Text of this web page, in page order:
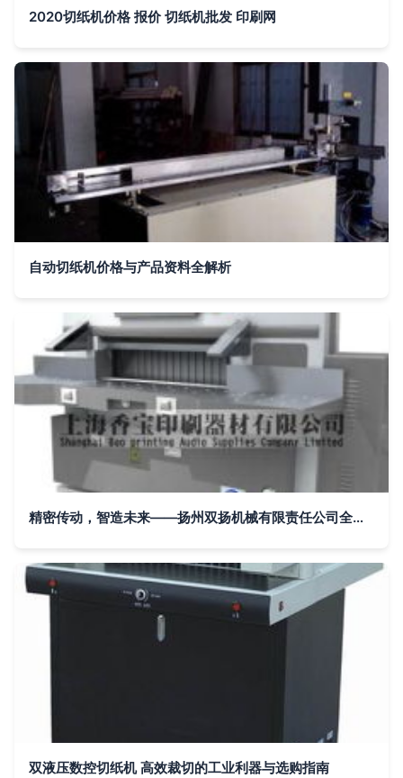
2020切纸机价格 报价 切纸机批发 印刷网
自动切纸机价格与产品资料全解析
精密传动，智造未来——扬州双扬机械有限责任公司全系产品解析
双液压数控切纸机 高效裁切的工业利器与选购指南